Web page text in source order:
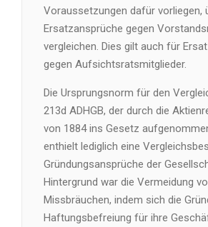
Voraussetzungen dafür vorliegen,
Ersatzansprüche gegen
vergleichen. Dies gilt auch für
gegen Aufsichtsratsmitglieder.
Die Ursprungsnorm für den
213d ADHGB, der durch die
von 1884 ins Gesetz
enthielt lediglich eine
Gründungsansprüche der
Hintergrund war die Vermeidung
Missbräuchen, indem sich die
Haftungsbefreiung für ihre